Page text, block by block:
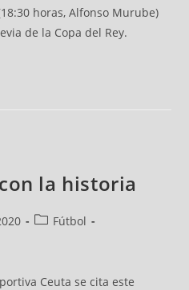
horas, Alfonso Murube)
de la Copa del Rey.
la historia
Fútbol
Ceuta se cita este